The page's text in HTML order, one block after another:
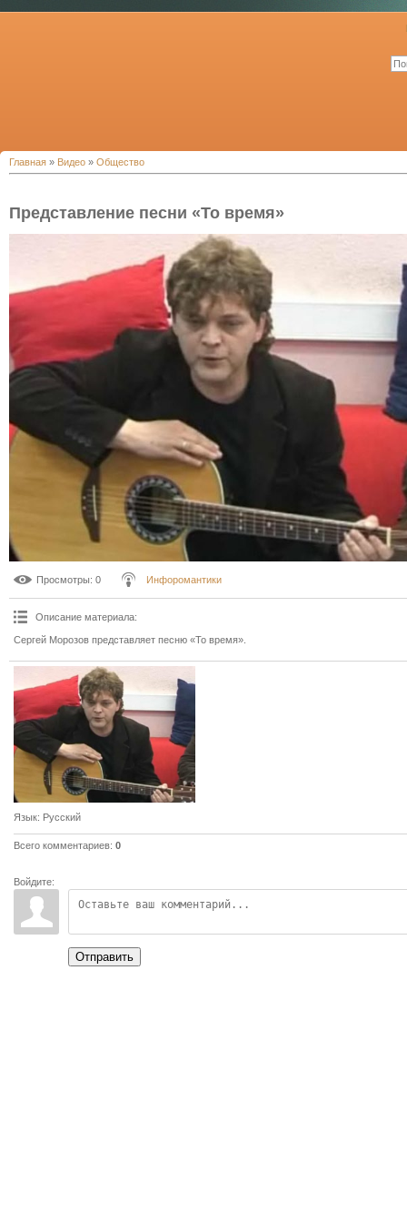
Главная » Видео » Общество
Представление песни «То время»
Просмотры: 0 Инфоромантики
Описание материала:
Сергей Морозов представляет песню «То время».
Язык: Русский
Всего комментариев: 0
Войдите:
Отправить